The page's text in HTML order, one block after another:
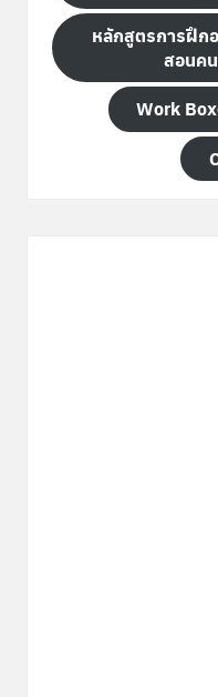
หลักสูตรการฝึก
สอนค
Work